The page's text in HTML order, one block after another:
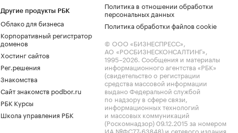
Другие продукты РБК
Облако для бизнеса
Корпоративный регистратор
доменов
Хостинг сайтов
Рег.решения
Знакомства
Сайт знакомств podbor.ru
РБК Курсы
Школа управления РБК
Политика в отношении обработки
персональных данных
Политика обработки файлов cookie
© ООО «БИЗНЕСПРЕСС»,
АО «РОСБИЗНЕСКОНСАЛТИНГ»,
1995–2026. Сообщения и материалы
информационного агентства «РБК»
(свидетельство о регистрации
средства массовой информации
выдано Федеральной службой
по надзору в сфере связи,
информационных технологий
и массовых коммуникаций
(Роскомнадзор) 09.12.2015 за номером
ИА №ФС77-63848) и сетевого издания